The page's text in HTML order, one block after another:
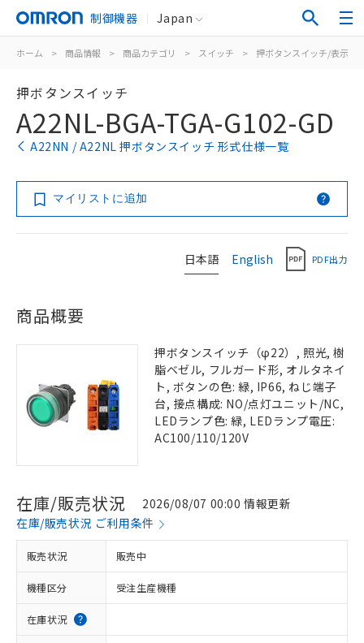
制御機器 Japan
ホーム > 商品情報 > 商品カテゴリ > スイッチ > 押ボタンスイッチ/表示灯
押ボタンスイッチ
A22NL-BGA-TGA-G102-GD
A22NN / A22NL 押ボタンスイッチ 形式仕様一覧
マイリストに追加
日本語 English PDF出力
商品概要
押ボタンスイッチ（φ22）, 照光, 樹
脂ベゼル, フルガード形, オルタネイ
ト, ボタンの色: 緑, IP66, ねじ端子
台, 接点構成: NO/点灯ユニット/NC,
LEDランプ色: 緑, LEDランプ電圧:
AC100/110/120V
在庫/販売状況
2026/08/07 00:00 情報更新
在庫/販売状況 ご利用条件
販売状況 販売中
機種区分 受注生産機種
在庫状況